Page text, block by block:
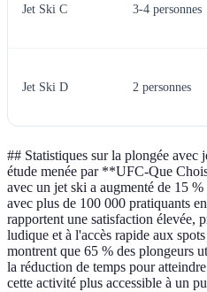
Jet Ski C 3-4 personnes
Jet Ski D 2 personnes
## Statistiques sur la plongée avec
étude menée par **UFC-Que
avec un jet ski a augmenté de 15
avec plus de 100 000 pratiquants
rapportent une satisfaction élevée,
ludique et à l'accès rapide aux
montrent que 65 % des plongeurs
la réduction de temps pour
cette activité plus accessible à un